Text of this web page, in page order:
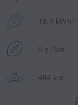
18.9 kWh/
CO2-
0 g/km
484 km